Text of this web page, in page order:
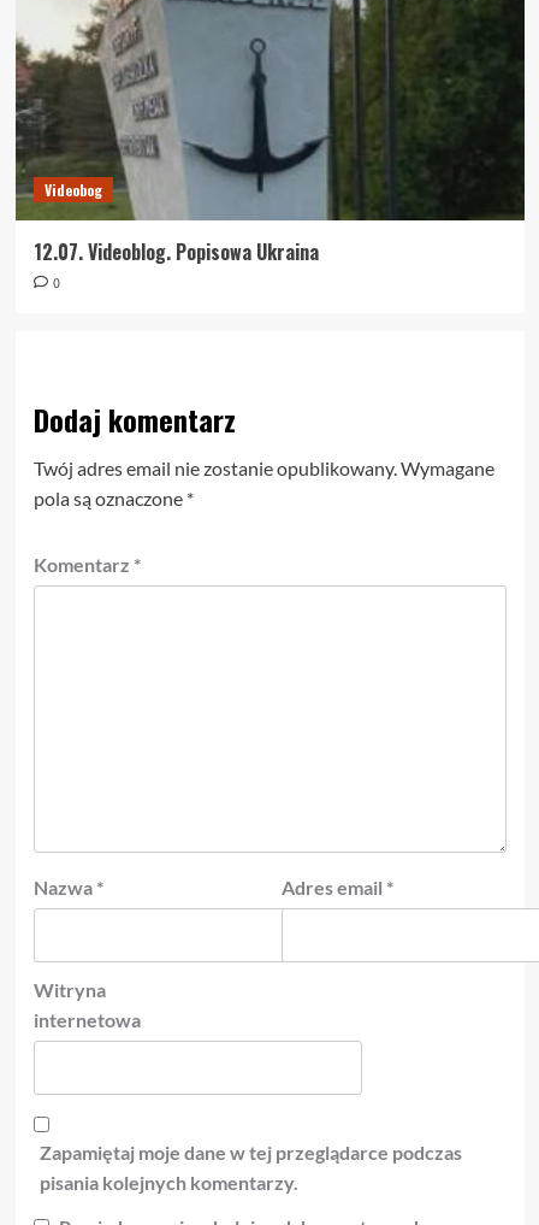
Videobog
12.07. Videoblog. Popisowa Ukraina
0
Dodaj komentarz
Twój adres email nie zostanie opublikowany.Wymagane
pola są oznaczone *
Komentarz *
Nazwa * Adres email *
Witryna
internetowa
Zapamiętaj moje dane w tej przeglądarce podczas
pisania kolejnych komentarzy.